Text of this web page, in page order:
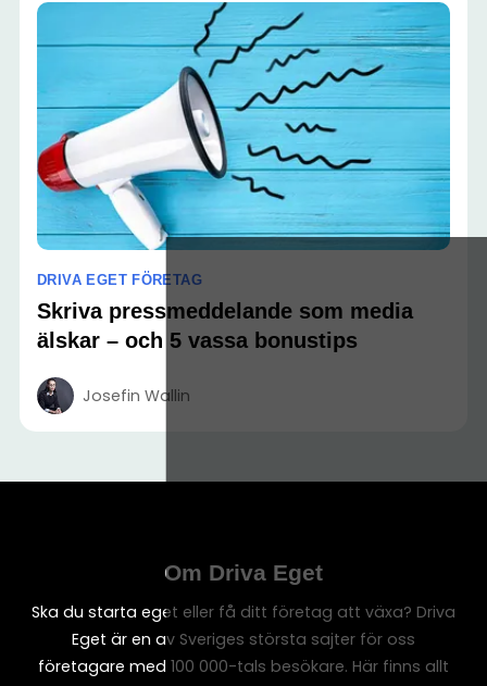
DRIVA EGET FÖRETAG
Skriva pressmeddelande som media
älskar – och 5 vassa bonustips
Josefin Wallin
Om Driva Eget
Ska du starta eget eller få ditt företag att växa? Driva
Eget är en av Sveriges största sajter för oss
företagare med 100 000-tals besökare. Här finns allt